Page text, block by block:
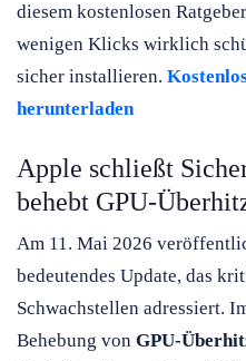
diesem kostenlosen
wenigen Klicks wirklich
sicher installieren.
herunterladen
Apple schließt
behebt GPU-
Am 11. Mai 2026
bedeutendes Update, das
Schwachstellen adressiert.
Behebung von GPU-